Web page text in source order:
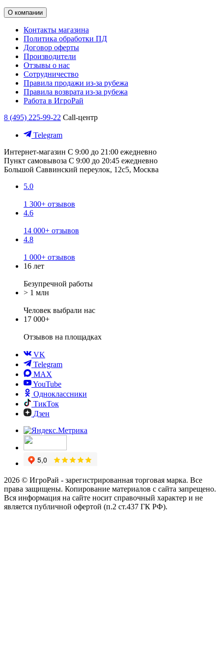
О компании
Контакты магазина
Политика обработки ПД
Договор оферты
Производители
Отзывы о нас
Сотрудничество
Правила продажи из-за рубежа
Правила возврата из-за рубежа
Работа в ИгроРай
8 (495) 225-99-22 Call-центр
Telegram
Интернет-магазин С 9:00 до 21:00 ежедневно
Пункт самовывоза С 9:00 до 20:45 ежедневно
Большой Саввинский переулок, 12с5, Москва
5.0
1 300+ отзывов
4.6
14 000+ отзывов
4.8
1 000+ отзывов
16 лет
Безупречной работы
> 1 млн
Человек выбрали нас
17 000+
Отзывов на площадках
VK
Telegram
MAX
YouTube
Одноклассники
ТикТок
Дзен
2026 © ИгроРай - зарегистрированная торговая марка. Все
права защищены. Копирование материалов с сайта запрещено.
Вся информация на сайте носит справочный характер и не
является публичной офертой (п.2 ст.437 ГК РФ).